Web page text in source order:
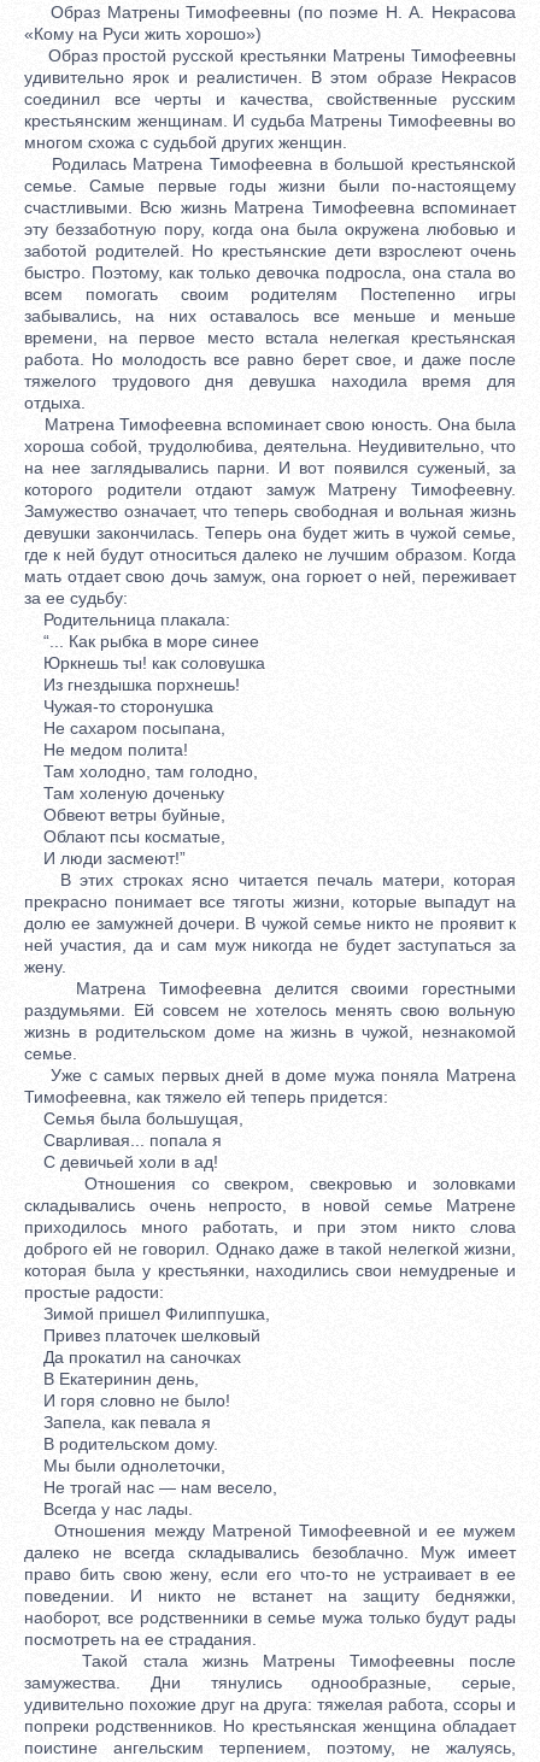
Образ Матрены Тимофеевны (по поэме Н. А. Некрасова
«Кому на Руси жить хорошо»)
Образ простой русской крестьянки Матрены Тимофеевны
удивительно ярок и реалистичен. В этом образе Некрасов
соединил все черты и качества, свойственные русским
крестьянским женщинам. И судьба Матрены Тимофеевны во
многом схожа с судьбой других женщин.
Родилась Матрена Тимофеевна в большой крестьянской
семье. Самые первые годы жизни были по-настоящему
счастливыми. Всю жизнь Матрена Тимофеевна вспоминает
эту беззаботную пору, когда она была окружена любовью и
заботой родителей. Но крестьянские дети взрослеют очень
быстро. Поэтому, как только девочка подросла, она стала во
всем помогать своим родителям Постепенно игры
забывались, на них оставалось все меньше и меньше
времени, на первое место встала нелегкая крестьянская
работа. Но молодость все равно берет свое, и даже после
тяжелого трудового дня девушка находила время для
отдыха.
Матрена Тимофеевна вспоминает свою юность. Она была
хороша собой, трудолюбива, деятельна. Неудивительно, что
на нее заглядывались парни. И вот появился суженый, за
которого родители отдают замуж Матрену Тимофеевну.
Замужество означает, что теперь свободная и вольная жизнь
девушки закончилась. Теперь она будет жить в чужой семье,
где к ней будут относиться далеко не лучшим образом. Когда
мать отдает свою дочь замуж, она горюет о ней, переживает
за ее судьбу:
Родительница плакала:
“... Как рыбка в море синее
Юркнешь ты! как соловушка
Из гнездышка порхнешь!
Чужая-то сторонушка
Не сахаром посыпана,
Не медом полита!
Там холодно, там голодно,
Там холеную доченьку
Обвеют ветры буйные,
Облают псы косматые,
И люди засмеют!”
В этих строках ясно читается печаль матери, которая
прекрасно понимает все тяготы жизни, которые выпадут на
долю ее замужней дочери. В чужой семье никто не проявит к
ней участия, да и сам муж никогда не будет заступаться за
жену.
Матрена Тимофеевна делится своими горестными
раздумьями. Ей совсем не хотелось менять свою вольную
жизнь в родительском доме на жизнь в чужой, незнакомой
семье.
Уже с самых первых дней в доме мужа поняла Матрена
Тимофеевна, как тяжело ей теперь придется:
Семья была большущая,
Сварливая... попала я
С девичьей холи в ад!
Отношения со свекром, свекровью и золовками
складывались очень непросто, в новой семье Матрене
приходилось много работать, и при этом никто слова
доброго ей не говорил. Однако даже в такой нелегкой жизни,
которая была у крестьянки, находились свои немудреные и
простые радости:
Зимой пришел Филиппушка,
Привез платочек шелковый
Да прокатил на саночках
В Екатеринин день,
И горя словно не было!
Запела, как певала я
В родительском дому.
Мы были однолеточки,
Не трогай нас — нам весело,
Всегда у нас лады.
Отношения между Матреной Тимофеевной и ее мужем
далеко не всегда складывались безоблачно. Муж имеет
право бить свою жену, если его что-то не устраивает в ее
поведении. И никто не встанет на защиту бедняжки,
наоборот, все родственники в семье мужа только будут рады
посмотреть на ее страдания.
Такой стала жизнь Матрены Тимофеевны после
замужества. Дни тянулись однообразные, серые,
удивительно похожие друг на друга: тяжелая работа, ссоры и
попреки родственников. Но крестьянская женщина обладает
поистине ангельским терпением, поэтому, не жалуясь,